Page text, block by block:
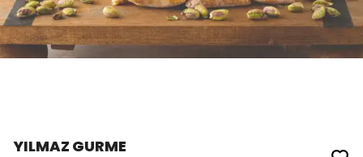
YILMAZ GURME